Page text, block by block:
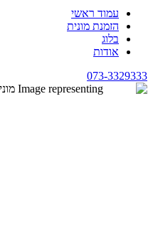
עמוד ראשי
הזמנת מונית
בלוג
אודות
073-3329333